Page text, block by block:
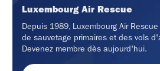
Luxembourg Air Rescue
Depuis 1989, Luxembourg Air
de sauvetage primaires et des vols
Devenez membre dès aujourd'hui.